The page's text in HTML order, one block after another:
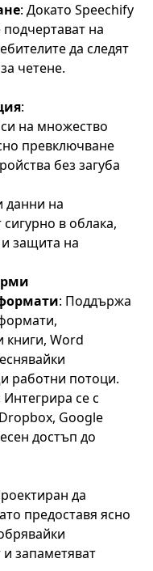
: Докато Speechify
подчертават на
да следят
четене.
:
на множество
превключване
без загуба
данни на
в облака,
защита на
: Поддържа
книги, Word
работни потоци.
Интегрира се с
Google
достъп до
да
предоставя ясно
запаметяват